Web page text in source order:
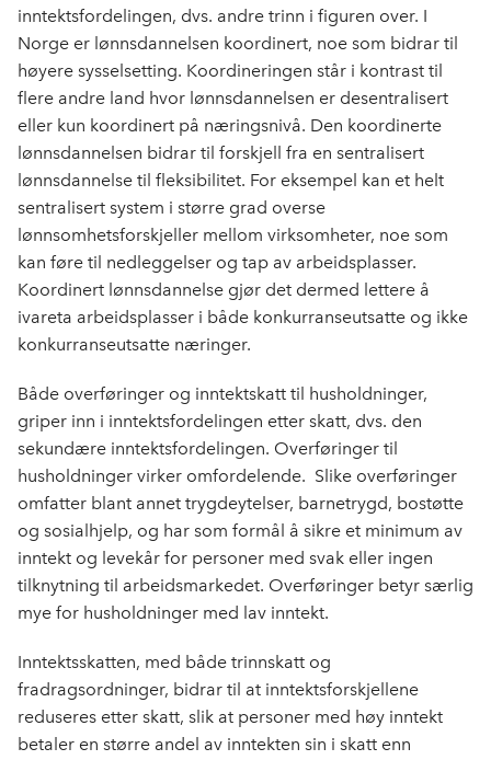
inntektsfordelingen, dvs. andre trinn i figuren over. I
Norge er lønnsdannelsen koordinert, noe som bidrar til
høyere sysselsetting. Koordineringen står i kontrast til
flere andre land hvor lønnsdannelsen er desentralisert
eller kun koordinert på næringsnivå. Den koordinerte
lønnsdannelsen bidrar til forskjell fra en sentralisert
lønnsdannelse til fleksibilitet. For eksempel kan et helt
sentralisert system i større grad overse
lønnsomhetsforskjeller mellom virksomheter, noe som
kan føre til nedleggelser og tap av arbeidsplasser.
Koordinert lønnsdannelse gjør det dermed lettere å
ivareta arbeidsplasser i både konkurranseutsatte og ikke
konkurranseutsatte næringer.
Både overføringer og inntektskatt til husholdninger,
griper inn i inntektsfordelingen etter skatt, dvs. den
sekundære inntektsfordelingen. Overføringer til
husholdninger virker omfordelende. Slike overføringer
omfatter blant annet trygdeytelser, barnetrygd, bostøtte
og sosialhjelp, og har som formål å sikre et minimum av
inntekt og levekår for personer med svak eller ingen
tilknytning til arbeidsmarkedet. Overføringer betyr særlig
mye for husholdninger med lav inntekt.
Inntektsskatten, med både trinnskatt og
fradragsordninger, bidrar til at inntektsforskjellene
reduseres etter skatt, slik at personer med høy inntekt
betaler en større andel av inntekten sin i skatt enn